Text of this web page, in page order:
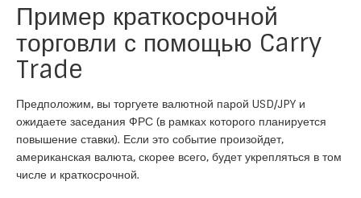
Пример краткосрочной
торговли с помощью Carry
Trade
Предположим, вы торгуете валютной парой USD/JPY и
ожидаете заседания ФРС (в рамках которого планируется
повышение ставки). Если это событие произойдет,
американская валюта, скорее всего, будет укрепляться в том
числе и краткосрочной.